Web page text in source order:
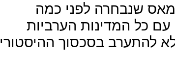
שנבחרה לפני כמה
כל המדינות הערביות
להתערב בסכסוך ההיסטורי